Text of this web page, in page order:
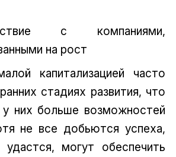
с компаниями,
на рост
капитализацией часто
стадиях развития, что
у них больше возможностей
не все добьются успеха,
могут обеспечить